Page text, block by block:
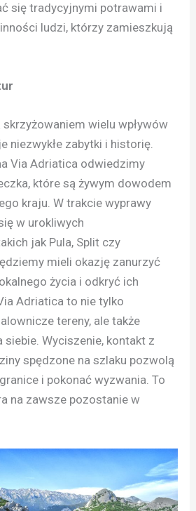
się tradycyjnymi potrawami i
ludzi, którzy zamieszkują
wielu wpływów
niezwykłe zabytki i historię.
Via Adriatica odwiedzimy
które są żywym dowodem
kraju. W trakcie wyprawy
w urokliwych
jak Pula, Split czy
mieli okazję zanurzyć
życia i odkryć ich
Adriatica to nie tylko
tereny, ale także
siebie. Wyciszenie, kontakt z
spędzone na szlaku pozwolą
i pokonać wyzwania. To
na zawsze pozostanie w